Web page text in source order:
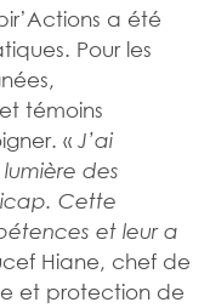
a été
Pour les
témoins
« J’ai
des
Cette
et leur a
Hiane, chef de
et protection de